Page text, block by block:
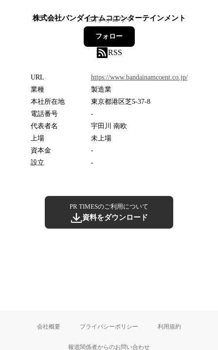
株式会社バンダイナムコエンターテインメント
154フォロワー
フォロー
RSS
URL
https://www.bandainamcoent.co.jp/
業種
製造業
本社所在地
東京都港区芝5-37-8
電話番号
-
代表者名
宇田川 南欧
上場
未上場
資本金
-
設立
-
PR TIMESのご利用について
資料をダウンロード
会社概要 プライバシーポリシー 利用規約
報道関係者からのお問い合わせ